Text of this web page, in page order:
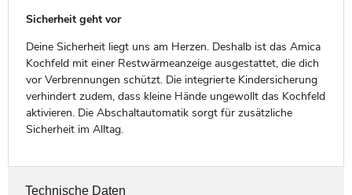
Sicherheit geht vor
Deine Sicherheit liegt uns am Herzen. Deshalb ist das Amica
Kochfeld mit einer Restwärmeanzeige ausgestattet, die dich
vor Verbrennungen schützt. Die integrierte Kindersicherung
verhindert zudem, dass kleine Hände ungewollt das Kochfeld
aktivieren. Die Abschaltautomatik sorgt für zusätzliche
Sicherheit im Alltag.
Technische Daten